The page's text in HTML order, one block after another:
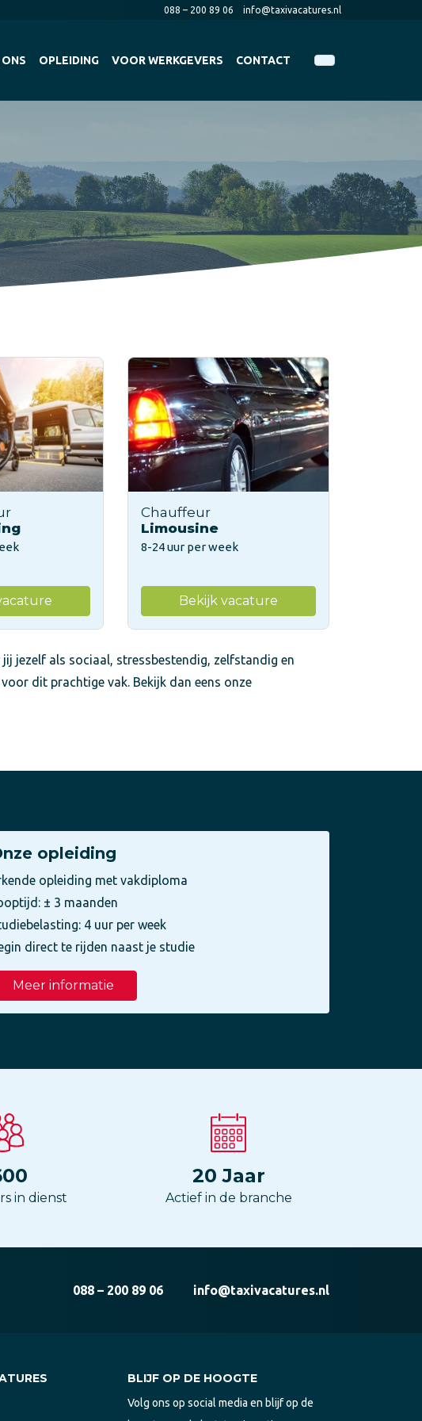
088 – 200 89 06 info@taxivacatures.nl
OPLEIDING VOOR WERKGEVERS CONTACT
Chauffeur
Limousine
8-24 uur per week
Bekijk vacature
jezelf als sociaal, stressbestendig, zelfstandig en
dit prachtige vak. Bekijk dan eens onze
opleiding
opleiding met vakdiploma
± 3 maanden
4 uur per week
direct te rijden naast je studie
Meer informatie
in dienst
20 Jaar
Actief in de branche
088 – 200 89 06 info@taxivacatures.nl
BLIJF OP DE HOOGTE
Volg ons op social media en blijf op de